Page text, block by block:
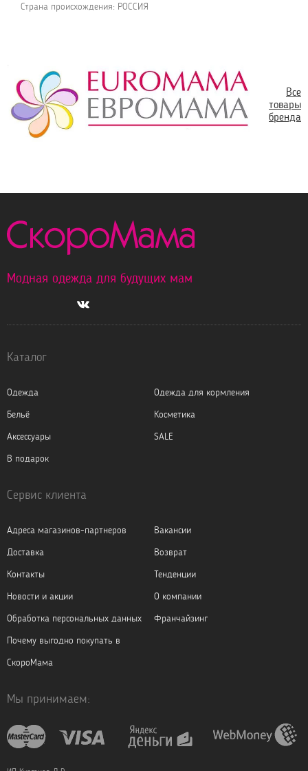
Страна происхождения: РОССИЯ
Все
товары
бренда
Модная одежда для будущих мам
Каталог
Одежда
Одежда для кормления
Бельё
Косметика
Аксессуары
SALE
В подарок
Сервис клиента
Адреса магазинов-партнеров
Вакансии
Доставка
Возврат
Контакты
Тенденции
Новости и акции
О компании
Обработка персональных данных
Франчайзинг
Почему выгодно покупать в
СкороМама
Мы принимаем: